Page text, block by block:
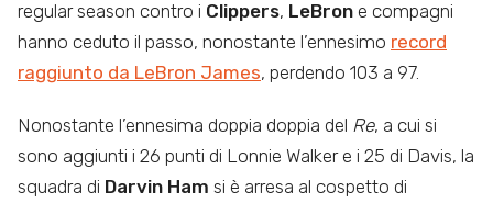
regular season contro i Clippers, LeBron e compagni
hanno ceduto il passo, nonostante l’ennesimo record
raggiunto da LeBron James, perdendo 103 a 97.
Nonostante l’ennesima doppia doppia del Re, a cui si
sono aggiunti i 26 punti di Lonnie Walker e i 25 di Davis, la
squadra di Darvin Ham si è arresa al cospetto di